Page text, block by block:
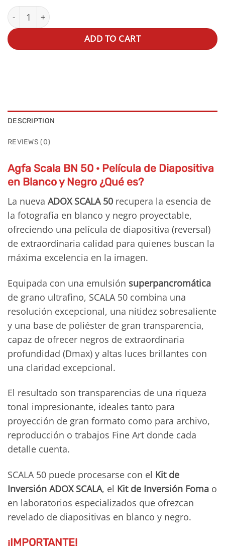
ADOX Scala BN 50 135-36 quantity
ADD TO CART
DESCRIPTION
REVIEWS (0)
Agfa Scala BN 50 · Película de Diapositiva
en Blanco y Negro ¿Qué es?
La nueva ADOX SCALA 50 recupera la esencia de
la fotografía en blanco y negro proyectable,
ofreciendo una película de diapositiva (reversal)
de extraordinaria calidad para quienes buscan la
máxima excelencia en la imagen.
Equipada con una emulsión superpancromática
de grano ultrafino, SCALA 50 combina una
resolución excepcional, una nitidez sobresaliente
y una base de poliéster de gran transparencia,
capaz de ofrecer negros de extraordinaria
profundidad (Dmax) y altas luces brillantes con
una claridad excepcional.
El resultado son transparencias de una riqueza
tonal impresionante, ideales tanto para
proyección de gran formato como para archivo,
reproducción o trabajos Fine Art donde cada
detalle cuenta.
SCALA 50 puede procesarse con el Kit de
Inversión ADOX SCALA, el Kit de Inversión Foma o
en laboratorios especializados que ofrezcan
revelado de diapositivas en blanco y negro.
¡IMPORTANTE!